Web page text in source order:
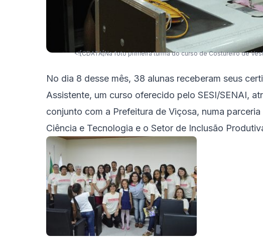
<![CDATA[Na foto primeira turma do curso de Costureiro de
No dia 8 desse mês, 38 alunas receberam seus
Assistente, um curso oferecido pelo SESI/SENAI,
conjunto com a Prefeitura de Viçosa, numa
Ciência e Tecnologia e o Setor de Inclusão